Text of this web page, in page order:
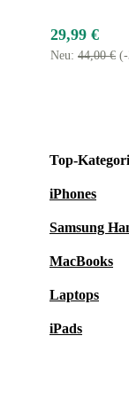
29,99 €
Neu: 44,00 €
Top-
iPhones
Samsung
MacBooks
Laptops
iPads